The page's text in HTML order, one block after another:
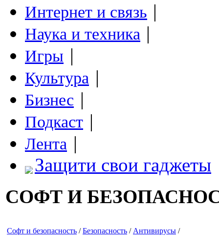
Интернет и связь |
Наука и техника |
Игры |
Культура |
Бизнес |
Подкаст |
Лента |
Защити свои гаджеты
СОФТ И
Софт и безопасность /Безопасность / Антивирусы /